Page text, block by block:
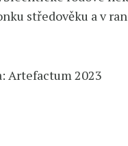
středověku a v
Artefactum 2023